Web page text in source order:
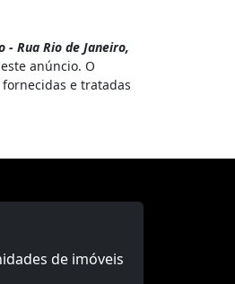
- Rua Rio de Janeiro,
anúncio. O
fornecidas e tratadas
de imóveis